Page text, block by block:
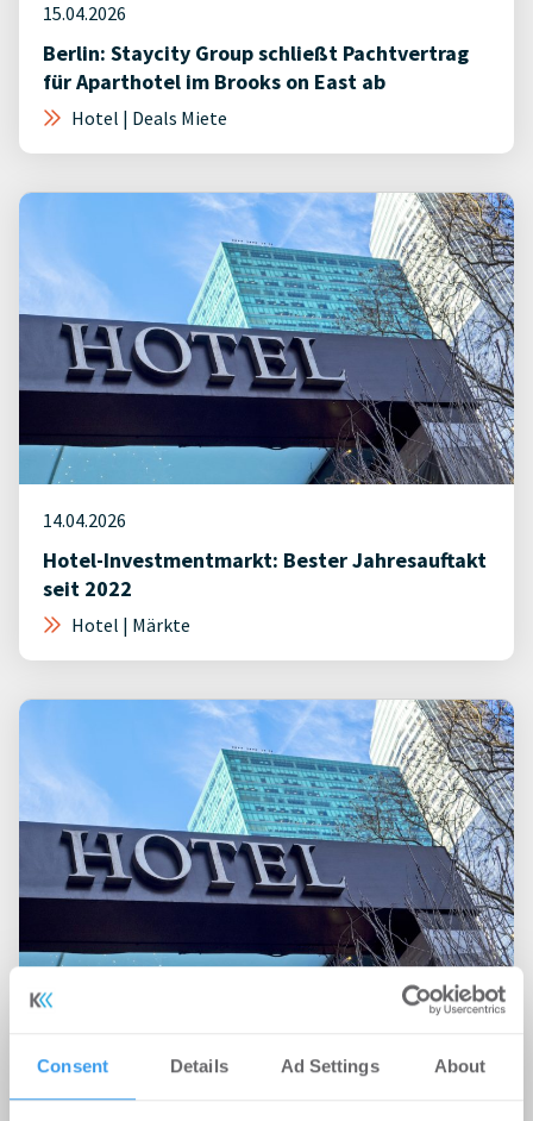
Consent Details Ad Settings About
15.04.2026
Berlin: Staycity Group schließt Pachtvertrag
für Aparthotel im Brooks on East ab
Hotel | Deals Miete
14.04.2026
Hotel-Investmentmarkt: Bester Jahresauftakt
seit 2022
Hotel | Märkte
Hotelinvestmentmarkt Deutschland mit
leichter Renditekompression